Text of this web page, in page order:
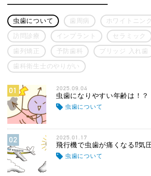
虫歯について 歯周病 ホワイトニング
訪問診療 インプラント セラミック
歯列矯正 予防歯科 ブリッジ 入れ歯
歯科衛生士のやりがい
01 2025.09.04
虫歯になりやすい年齢は！？
虫歯について
02 2025.01.17
飛行機で虫歯が痛くなる⁉気
虫歯について